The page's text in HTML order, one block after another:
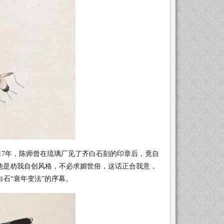
，陈师曾在琉璃厂见了齐白石刻的印章后，竟自
劝我自创风格，不必求媚世俗，这话正合我意，
“衰年变法”的序幕。